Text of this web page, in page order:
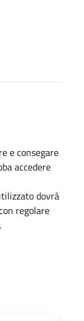
e consegare
accedere
dovrà
regolare